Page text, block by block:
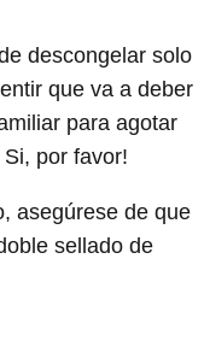
descongelar solo
que va a deber
para agotar
por favor!
asegúrese de que
sellado de